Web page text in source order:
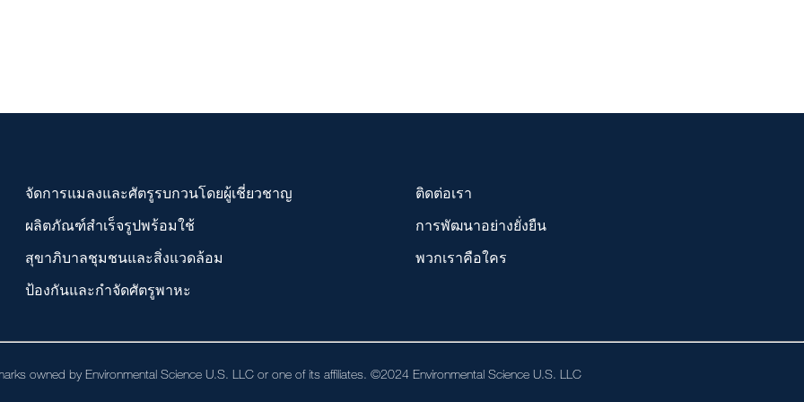
จัดการแมลงและศัตรูรบกวนโดยผู้เชี่ยวชาญ
ผลิตภัณฑ์สำเร็จรูปพร้อมใช้
สุขาภิบาลชุมชนและสิ่งแวดล้อม
ป้องกันและกำจัดศัตรูพาหะ
ติดต่อเรา
การพัฒนาอย่างยั่งยืน
พวกเราคือใคร
owned by Environmental Science U.S. LLC or one of its affiliates. ©2024 Environmental Science U.S. LLC